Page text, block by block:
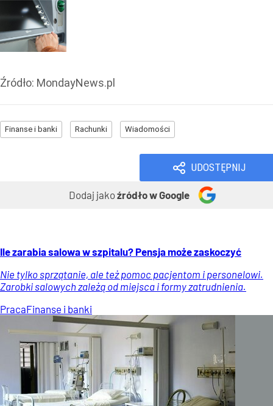
Źródło: MondayNews.pl
Finanse i banki Rachunki Wiadomości
UDOSTĘPNIJ
Dodaj jakoźródło w Google
Ile zarabia salowa w szpitalu? Pensja może zaskoczyć
Nie tylko sprzątanie, ale też pomoc pacjentom i personelowi.
Zarobki salowych zależą od miejsca i formy zatrudnienia.
PracaFinanse i banki